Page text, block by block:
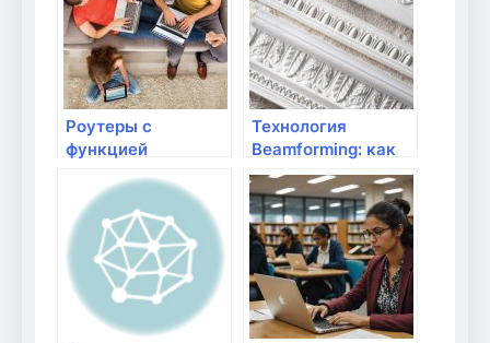
Роутеры с
функцией
контроля: как
работает и как
настроить?
Технология
Beamforming: как
она работает?